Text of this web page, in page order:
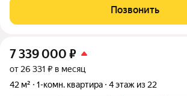
потолки. Пластиковые окна. На полу
современные межкомнатные двери.
Позвонить
7 339 000 ₽
от 26 331 ₽ в месяц
42 м²
1-комн. квартира 4 этаж из 22